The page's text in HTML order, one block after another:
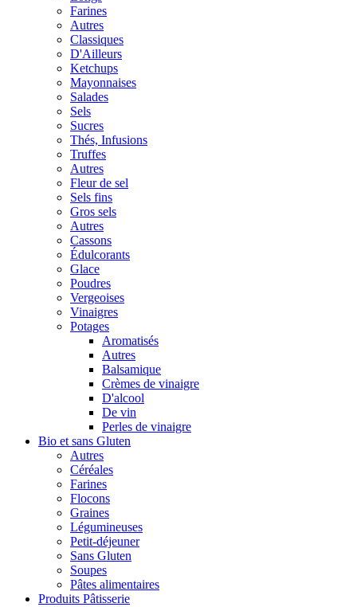
Farines
Autres
Classiques
D'Ailleurs
Ketchups
Mayonnaises
Salades
Sels
Sucres
Thés, Infusions
Truffes
Autres
Fleur de sel
Sels fins
Gros sels
Autres
Cassons
Édulcorants
Glace
Poudres
Vergeoises
Vinaigres
Potages
Aromatisés
Autres
Balsamique
Crèmes de vinaigre
D'alcool
De vin
Perles de vinaigre
Bio et sans Gluten
Autres
Céréales
Farines
Flocons
Graines
Légumineuses
Petit-déjeuner
Sans Gluten
Soupes
Pâtes alimentaires
Produits Pâtisserie